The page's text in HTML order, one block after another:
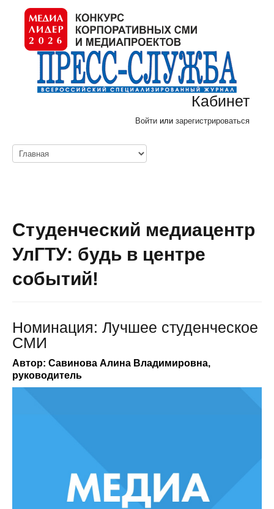
Кабинет
Войти или зарегистрироваться
Студенческий медиацентр
УлГТУ: будь в центре
событий!
Номинация: Лучшее студенческое
СМИ
Автор: Савинова Алина Владимировна,
руководитель